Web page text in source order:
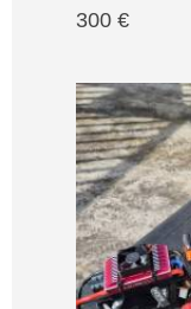
300 €